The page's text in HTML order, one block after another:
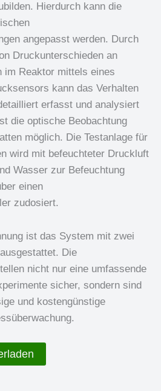
Hierdurch kann die
angepasst werden. Durch
Druckunterschieden an
im Reaktor mittels eines
kann das Verhalten
erfasst und analysiert
die optische Beobachtung
möglich. Die Testanlage für
wird mit befeuchteter Druckluft
Wasser zur Befeuchtung
einen
zudosiert.
ist das System mit zwei
Die
nicht nur eine umfassende
sicher, sondern sind
und kostengünstige